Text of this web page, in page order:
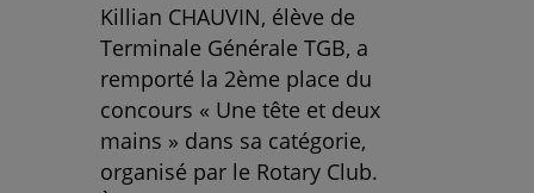
Killian CHAUVIN, élève de
Terminale Générale TGB, a
remporté la 2ème place du
concours « Une tête et deux
mains » dans sa catégorie,
organisé par le Rotary Club.